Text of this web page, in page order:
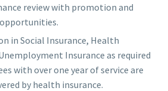
review with promotion and
in Social Insurance, Health
Insurance as required
with over one year of service are
by health insurance.